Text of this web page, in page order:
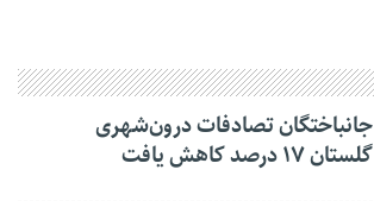
جانباختگان تصادفات درون‌شهری
گلستان ۱۷ درصد کاهش یافت